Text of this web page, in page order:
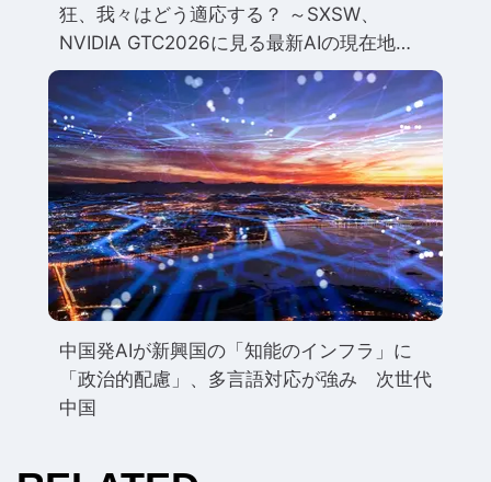
狂、我々はどう適応する？ ～SXSW、
NVIDIA GTC2026に見る最新AIの現在地
～ 北米トレンド
中国発AIが新興国の「知能のインフラ」に
「政治的配慮」、多言語対応が強み 次世代
中国